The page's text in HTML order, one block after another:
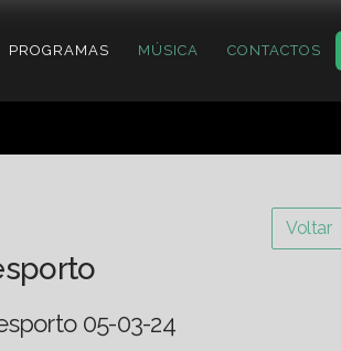
PROGRAMAS MÚSICA CONTACTOS
Voltar
05-03-24